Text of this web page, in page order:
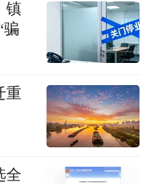
镇
骗
重
全